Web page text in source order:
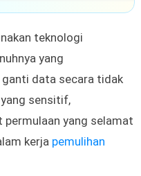
teknologi
yang
ganti data secara tidak
yang sensitif,
permulaan yang selamat
kerja pemulihan